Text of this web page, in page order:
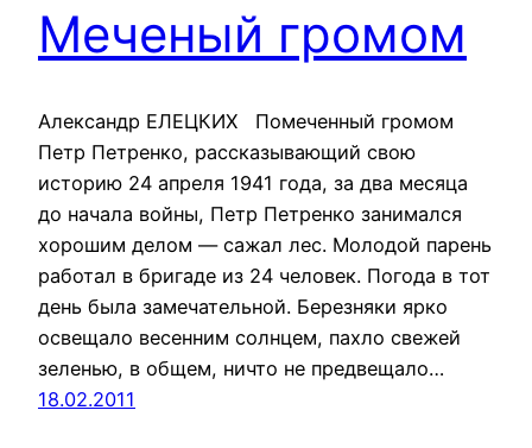
Меченый громом
Александр ЕЛЕЦКИХ Помеченный громом
Петр Петренко, рассказывающий свою
историю 24 апреля 1941 года, за два месяца
до начала войны, Петр Петренко занимался
хорошим делом — сажал лес. Молодой парень
работал в бригаде из 24 человек. Погода в тот
день была замечательной. Березняки ярко
освещало весенним солнцем, пахло свежей
зеленью, в общем, ничто не предвещало…
18.02.2011